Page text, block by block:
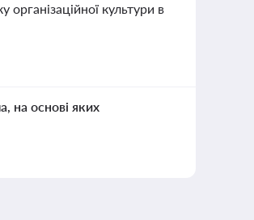
культури в
на основі яких